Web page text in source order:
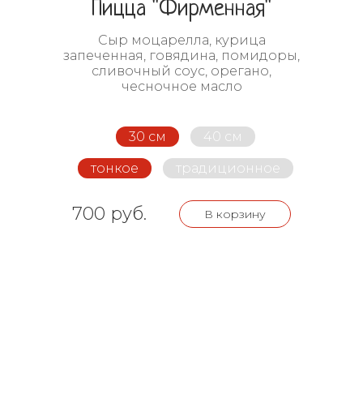
Пицца "Фирменная"
Сыр моцарелла, курица
запеченная, говядина, помидоры,
сливочный соус, орегано,
чесночное масло
30 см 40 см
тонкое традиционное
700 руб. В корзину